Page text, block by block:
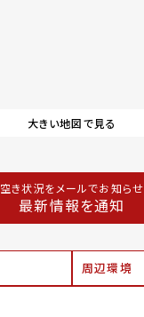
大きい地図で見る
空き状況をメールでお知らせ
最新情報を通知
周辺環境